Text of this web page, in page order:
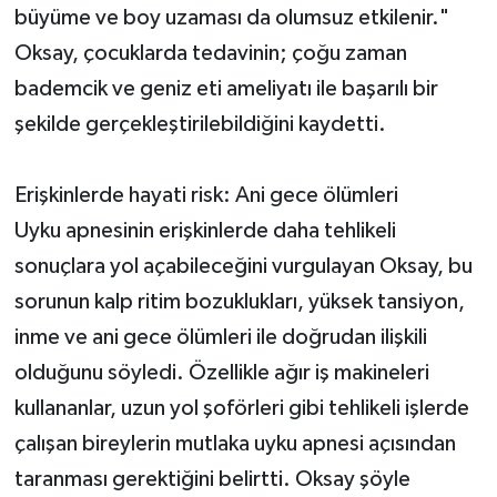
büyüme ve boy uzaması da olumsuz etkilenir."
Oksay, çocuklarda tedavinin; çoğu zaman
bademcik ve geniz eti ameliyatı ile başarılı bir
şekilde gerçekleştirilebildiğini kaydetti.
Erişkinlerde hayati risk: Ani gece ölümleri
Uyku apnesinin erişkinlerde daha tehlikeli
sonuçlara yol açabileceğini vurgulayan Oksay, bu
sorunun kalp ritim bozuklukları, yüksek tansiyon,
inme ve ani gece ölümleri ile doğrudan ilişkili
olduğunu söyledi. Özellikle ağır iş makineleri
kullananlar, uzun yol şoförleri gibi tehlikeli işlerde
çalışan bireylerin mutlaka uyku apnesi açısından
taranması gerektiğini belirtti. Oksay şöyle